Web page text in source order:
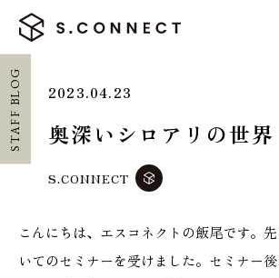
HOME
ホーム
家づくり勉強会
STAFF BLOG 2023.04.23
奥深いシロアリの世界
S.CONNECT
こんにちは、エスコネクトの飯尾です。
いてのセミナーを受けました。セミナー